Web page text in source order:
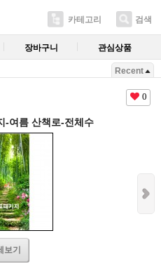
카테고리 검색
장바구니 관심상품
Recent
0
-여름 산책로-전체수
보기